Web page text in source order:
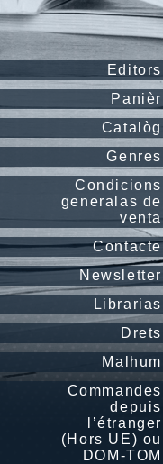
Editors
Panièr
Catalòg
Genres
Condicions
generalas de
venta
Contacte
Newsletter
Librarias
Drets
Malhum
Commandes
depuis
l’étranger
(Hors UE) ou
DOM-TOM